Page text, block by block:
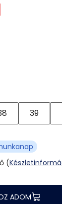
39
(
ADOM